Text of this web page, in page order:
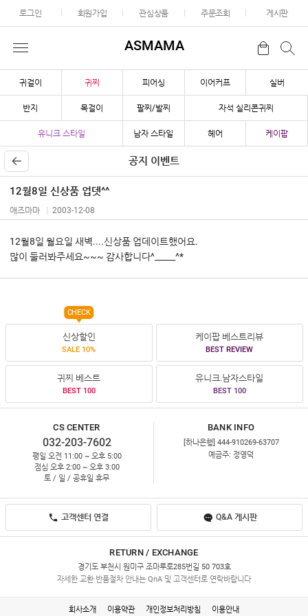
로그인 회원가입 관심상품 주문조회 게시판
ASMAMA
귀걸이 귀찌 피어싱 이어커프 실버
반지 목걸이 팔찌/발찌 자석 실리콘귀찌
유니크 스타일 남자 스타일 헤어 케이팝
공지 이벤트
12월8일 신상품 업뎃^^
애즈마마 2003-12-08
12월8일 월요일 새벽....신상품 업데이트했어요.
많이 둘러봐주세요~~~ 감사합니다^_____^*
신상할인
SALE 10%
CHECK
케이팝 베스트리뷰
BEST REVIEW
귀찌 베스트
BEST 100
유니크.남자스타일
BEST 100
CS CENTER
032-203-7602
평일 오전 11:00 ~ 오후 5:00
점심 오후 2:00 ~ 오후 3:00
토 / 일 / 공휴일 휴무
BANK INFO
[하나은행] 444-910269-63707
예금주: 정영덕
고객센터 연결 Q&A 게시판
RETURN / EXCHANGE
경기도 부천시 원미구 조마루로285번길 50 703호
자세한 교환·반품절차 안내는 QnA 및 고객센터로 연락바랍니다
회사소개 이용약관 개인정보처리방침 이용안내